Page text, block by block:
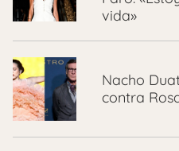
vida»
Nacho
contra